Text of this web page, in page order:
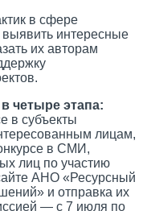
в сфере
интересные
их авторам
четыре этапа:
в субъекты
лицам,
в СМИ,
лиц по участию
АНО «Ресурсный
и отправка их
― с 7 июля по